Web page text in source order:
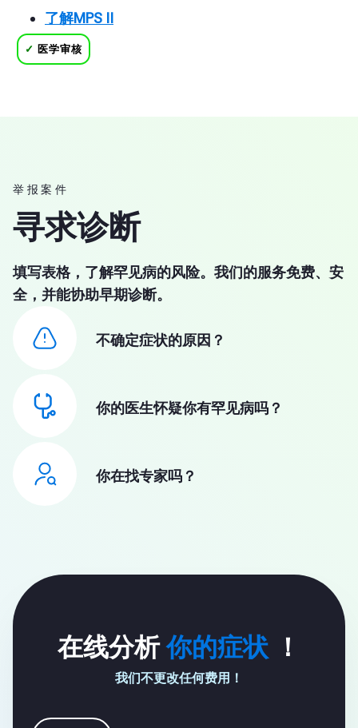
了解MPS II
✓ 医学审核
举报案件
寻求诊断
填写表格，了解罕见病的风险。我们的服务免费、安
全，并能协助早期诊断。
不确定症状的原因？
你的医生怀疑你有罕见病吗？
你在找专家吗？
在线分析你的症状 ！
我们不更改任何费用！